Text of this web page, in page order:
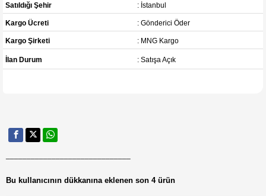
Satıldığı Şehir : İstanbul
Kargo Ücreti : Gönderici Öder
Kargo Şirketi : MNG Kargo
İlan Durum : Satışa Açık
Bu kullanıcının dükkanına eklenen son 4 ürün